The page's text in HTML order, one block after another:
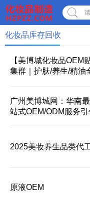
化妆品库存回收
【美博城化妆品OEM
集群｜护肤/养生/精油
广州美博城网：华南
站式OEM/ODM服务
2025美妆养生品类代
原液OEM
AI智能助手小美
您好，我是美博城联盟
智能AI客服小美，很高
2.联系我们